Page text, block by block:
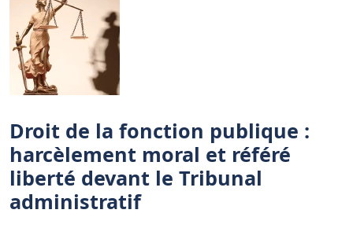
Droit de la fonction publique :
harcèlement moral et référé
liberté devant le Tribunal
administratif